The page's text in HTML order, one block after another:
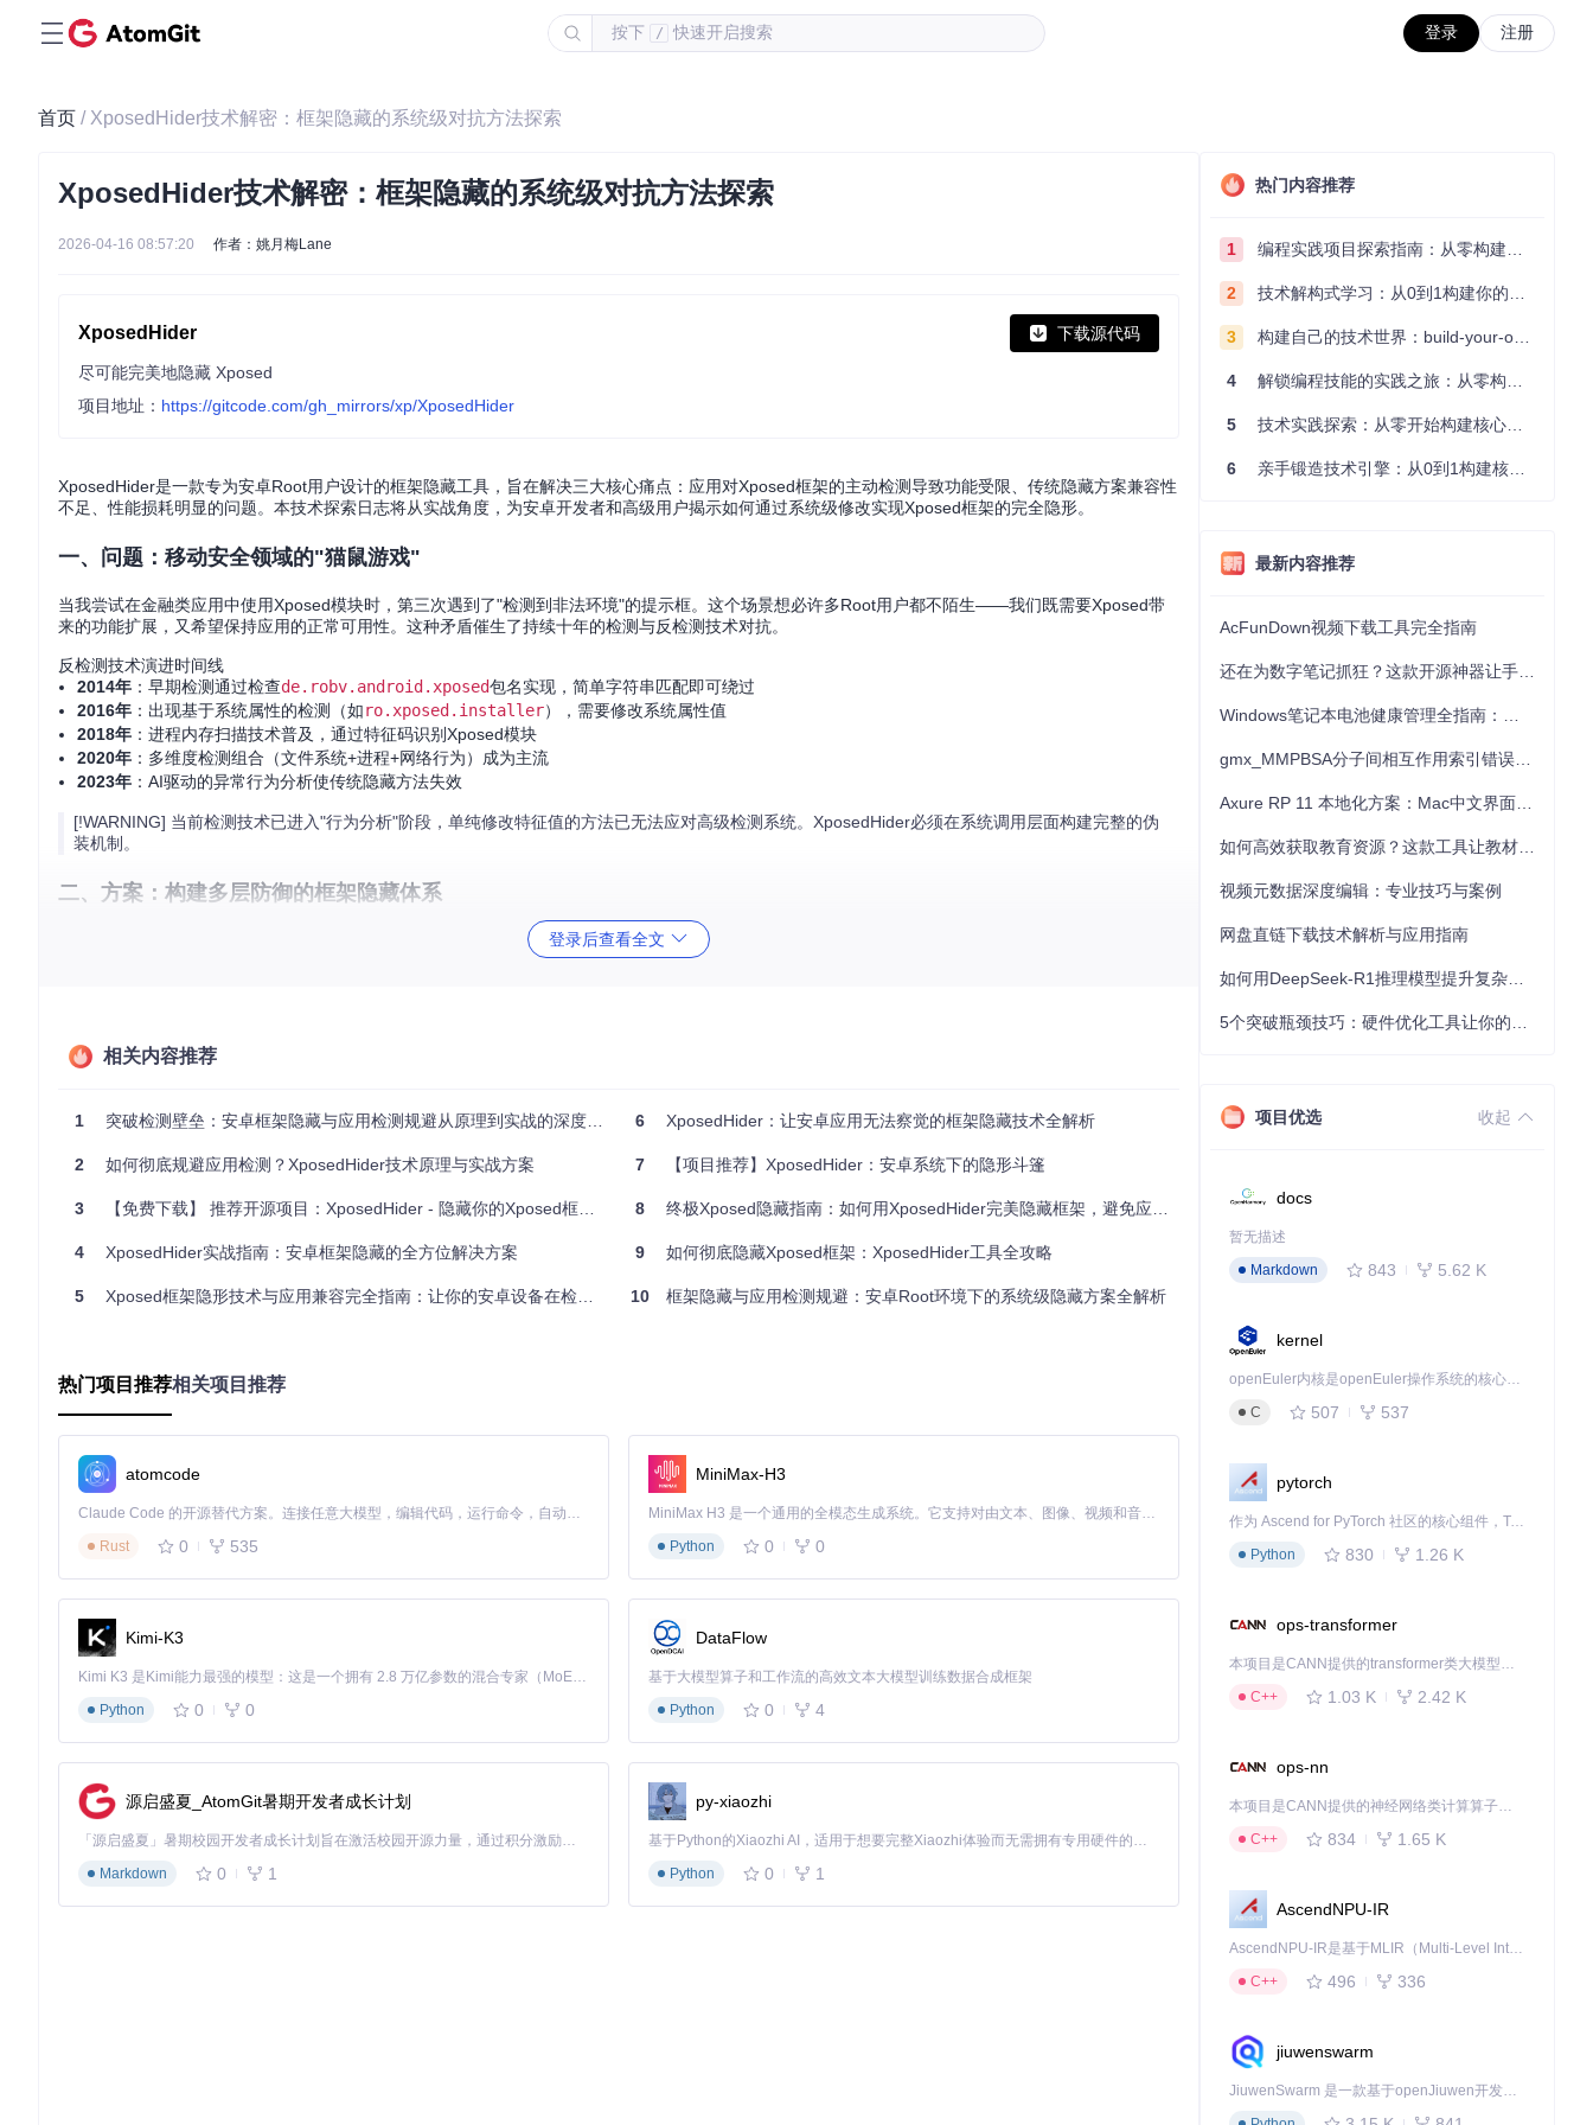
按下 / 快速开启搜索 登录 注册
首页 / XposedHider技术解密：框架隐藏的系统级对抗方法探索
XposedHider技术解密：框架隐藏的系统级对抗方法探索
2026-04-16 08:57:20 作者：姚月梅Lane
XposedHider 下载源代码
尽可能完美地隐藏 Xposed
项目地址： https://gitcode.com/gh_mirrors/xp/XposedHider
XposedHider是一款专为安卓Root用户设计的框架隐藏工具，旨在解决三大核心痛点：应用对Xposed框架的主动检测导致功能受限、传统隐藏方案兼容性
不足、性能损耗明显的问题。本技术探索日志将从实战角度，为安卓开发者和高级用户揭示如何通过系统级修改实现Xposed框架的完全隐形。
一、问题：移动安全领域的"猫鼠游戏"
当我尝试在金融类应用中使用Xposed模块时，第三次遇到了"检测到非法环境"的提示框。这个场景想必许多Root用户都不陌生——我们既需要Xposed带
来的功能扩展，又希望保持应用的正常可用性。这种矛盾催生了持续十年的检测与反检测技术对抗。
反检测技术演进时间线
2014年 ：早期检测通过检查de.robv.android.xposed包名实现，简单字符串匹配即可绕过
2016年 ：出现基于系统属性的检测（如ro.xposed.installer），需要修改系统属性值
2018年 ：进程内存扫描技术普及，通过特征码识别Xposed模块
2020年 ：多维度检测组合（文件系统+进程+网络行为）成为主流
2023年 ：AI驱动的异常行为分析使传统隐藏方法失效
[!WARNING] 当前检测技术已进入"行为分析"阶段，单纯修改特征值的方法已无法应对高级检测系统。XposedHider必须在系统调用层面构建完整的伪
装机制。
二、方案：构建多层防御的框架隐藏体系
Xposed框架版本匹配通过Xposed Installer确认框架版本与Android系统版本兼容性
存储空间检查
git clone
cd XposedHider
编译过程中，Gradle会自动处理依赖下载和代码混淆。首次编译耗时约8分钟，生成的APK位于app/build/outputs/apk/debug/
2. 模块激活与系统集成
安装APK后，需要完成以下关键步骤：
验证模块状态（通过
/data/data/com.yaerin.xposed.hider/app_rules/list.json文件确认配置生成）
3. 功能验证测试
基础层：检查Xposed Installer图标是否隐藏
系统层：执行getprop | grep xposed验证系统属性清理
应用层
技术原理：四大隐藏机制解析
XposedHider通过四重防护实现框架隐藏，如同给Xposed穿上了"隐形衣"：
1. 类加载拦截（XposedHook.java核心逻辑）
登录后查看全文
相关内容推荐
1 突破检测壁垒：安卓框架隐藏与应用检测规避从原理到实战的深度探索
2 如何彻底规避应用检测？XposedHider技术原理与实战方案
3 【免费下载】 推荐开源项目：XposedHider - 隐藏你的Xposed框架，安全无忧！
4 XposedHider实战指南：安卓框架隐藏的全方位解决方案
5 Xposed框架隐形技术与应用兼容完全指南：让你的安卓设备在检测中"消失"
6 XposedHider：让安卓应用无法察觉的框架隐藏技术全解析
7 【项目推荐】XposedHider：安卓系统下的隐形斗篷
8 终极Xposed隐藏指南：如何用XposedHider完美隐藏框架，避免应用检测🚀
9 如何彻底隐藏Xposed框架：XposedHider工具全攻略
10 框架隐藏与应用检测规避：安卓Root环境下的系统级隐藏方案全解析
热门项目推荐相关项目推荐
atomcode
Claude Code 的开源替代方案。连接任意大模型，编辑代码，运行命令，自动验证 — 全自动执行。用 Rust 构建，极致性能。 ｜ An open-source alternative to Claude Code. Connect any LLM, edit code, run commands, and verify changes — autonomously. Built in Rust for speed. Get Started
Rust
0 535
MiniMax-H3
MiniMax H3 是一个通用的全模态生成系统。它支持对由文本、图像、视频和音频组成的多模态上下文进行统一理解，并能生成分辨率高达 2K、时长可达 15 秒的带原生立体声音频的视频。得益于面向任务泛化的系统设计，H3 在预训练阶段就已具备广泛的多模态上下文理解与生成能力，能够出色地执行复杂的多模态指令。
Python
0 0
Kimi-K3
Kimi K3 是Kimi能力最强的模型：这是一个拥有 2.8 万亿参数的混合专家（MoE）模型，具备原生视觉理解能力，并支持 100 万 token 的上下文窗口。
Python
0 0
DataFlow
基于大模型算子和工作流的高效文本大模型训练数据合成框架
Python
0 4
源启盛夏_AtomGit暑期开发者成长计划
「源启盛夏」暑期校园开发者成长计划旨在激活校园开源力量，通过积分激励、认证扶持、资源倾斜等形式，引导高校组织和开发者完成「入驻 — 建项目 — 做贡献 — 获认证 — 得资源」的完整闭环。无论你是想带领社团入驻平台的组织者，还是希望用代码贡献证明自己的开发者，都能在这里找到属于你的成长路径。
Markdown
0 1
py-xiaozhi
基于Python的Xiaozhi AI，适用于想要完整Xiaozhi体验而无需拥有专用硬件的用户。
Python
0 1
热门内容推荐
1 编程实践项目探索指南：从零构建技术能力体系
2 技术解构式学习：从0到1构建你的编程知识体系
3 构建自己的技术世界：build-your-own-x项目的实践探索指南
4 解锁编程技能的实践之旅：从零构建你的技术世界
5 技术实践探索：从零开始构建核心系统的实践指南
6 亲手锻造技术引擎：从0到1构建核心系统的实践指南
最新内容推荐
AcFunDown视频下载工具完全指南
视频元数据深度编辑：专业技巧与案例
网盘直链下载技术解析与应用指南
项目优选 收起
docs
暂无描述
Markdown
843 5.62 K
kernel
openEuler内核是openEuler操作系统的核心，既是系统性能与稳定性的基石，也是连接处理器、设备与服务的桥梁。
C
507 537
pytorch
作为 Ascend for PyTorch 社区的核心组件，TorchNPU 是昇腾专为 PyTorch 打造的深度学习适配插件，使 PyTorch 框架能够直接调用昇腾 NPU，为开发者提供昇腾 AI 处理器的超强算力。
Python
830 1.26 K
ops-transformer
本项目是CANN提供的transformer类大模型算子库，实现网络在NPU上加速计算。
C++
1.03 K 2.42 K
ops-nn
本项目是CANN提供的神经网络类计算算子库，实现网络在NPU上加速计算。
C++
834 1.65 K
AscendNPU-IR
AscendNPU-IR是基于MLIR（Multi-Level Intermediate Representation）构建的，面向昇腾亲和算子编译时使用的中间表示，提供昇腾完备表达能力，通过编译优化提升昇腾AI处理器计算效率，支持通过生态框架使能昇腾AI处理器与深度调优
C++
496 336
jiuwenswarm
JiuwenSwarm 是一款基于openJiuwen开发的智能AI Agent，它能够将大语言模型的强大能力，通过你日常使用的各类通讯应用，直接延伸至你的指尖。